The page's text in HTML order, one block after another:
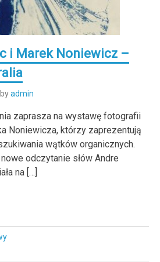
i Marek Noniewicz –
byadmin
zaprasza na wystawę fotografii
Noniewicza, którzy zaprezentują
wątków organicznych.
odczytanie słów Andre
na […]